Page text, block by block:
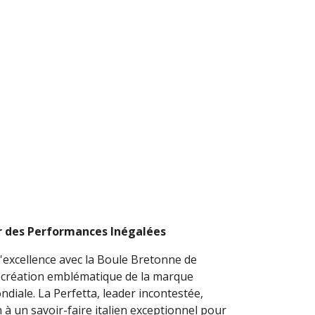
Performances Inégalées
avec la Boule Bretonne de
emblématique de la marque
La Perfetta, leader incontestée,
un savoir-faire italien exceptionnel pour